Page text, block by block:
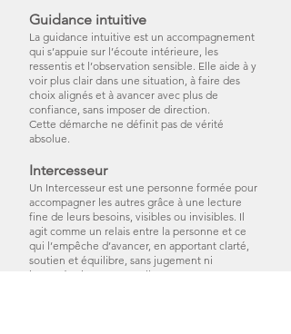
Guidance intuitive
La guidance intuitive est un accompagnement
qui s’appuie sur l’écoute intérieure, les
ressentis et l’observation sensible. Elle aide à y
voir plus clair dans une situation, à faire des
choix alignés et à avancer avec plus de
confiance, sans imposer de direction.
Cette démarche ne définit pas de vérité
absolue.
Intercesseur
Un Intercesseur est une personne formée pour
accompagner les autres grâce à une lecture
fine de leurs besoins, visibles ou invisibles. Il
agit comme un relais entre la personne et ce
qui l’empêche d’avancer, en apportant clarté,
soutien et équilibre, sans jugement ni
interprétation personnelle.